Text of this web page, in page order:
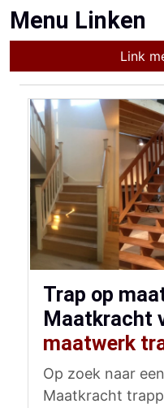
Menu Linken
Link
Trap op
Maatkracht
maatwerk
Op zoek naar
Maatkracht